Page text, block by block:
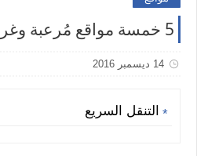
5 خمسة مواقع مُرعبة وغريبة على الانترنت
14 ديسمبر 2016
التنقل السريع